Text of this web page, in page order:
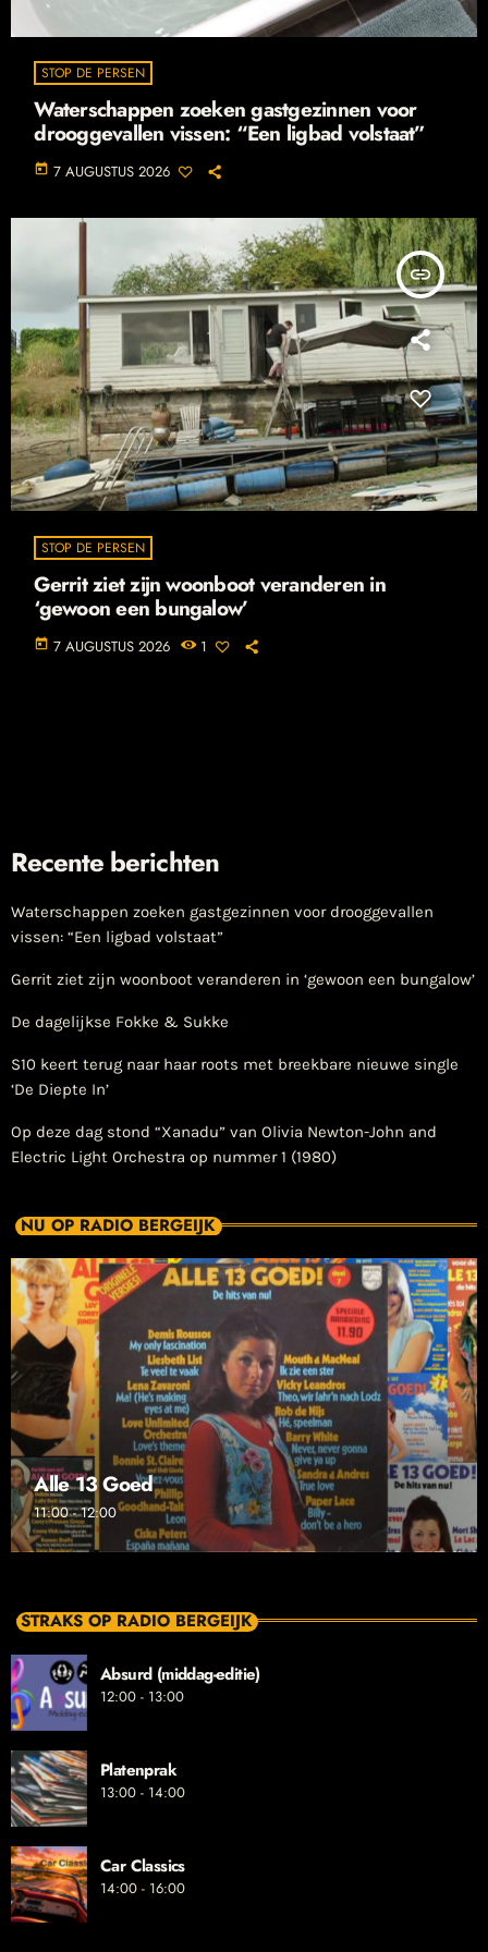
STOP DE PERSEN
Waterschappen zoeken gastgezinnen voor
drooggevallen vissen: “Een ligbad volstaat”
today 7 AUGUSTUS 2026
insert_link
STOP DE PERSEN
Gerrit ziet zijn woonboot veranderen in
‘gewoon een bungalow’
today 7 AUGUSTUS 2026 1
Recente berichten
Waterschappen zoeken gastgezinnen voor drooggevallen
vissen: “Een ligbad volstaat”
Gerrit ziet zijn woonboot veranderen in ‘gewoon een bungalow’
De dagelijkse Fokke & Sukke
S10 keert terug naar haar roots met breekbare nieuwe single
‘De Diepte In’
Op deze dag stond “Xanadu” van Olivia Newton-John and
Electric Light Orchestra op nummer 1 (1980)
NU OP RADIO BERGEIJK
Alle 13 Goed
11:00 - 12:00
STRAKS OP RADIO BERGEIJK
Absurd (middag-editie)
12:00 - 13:00
Platenprak
13:00 - 14:00
Car Classics
14:00 - 16:00